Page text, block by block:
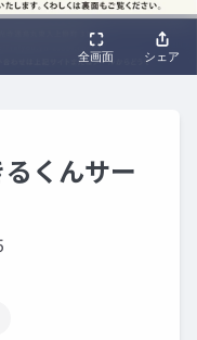
るくんサー